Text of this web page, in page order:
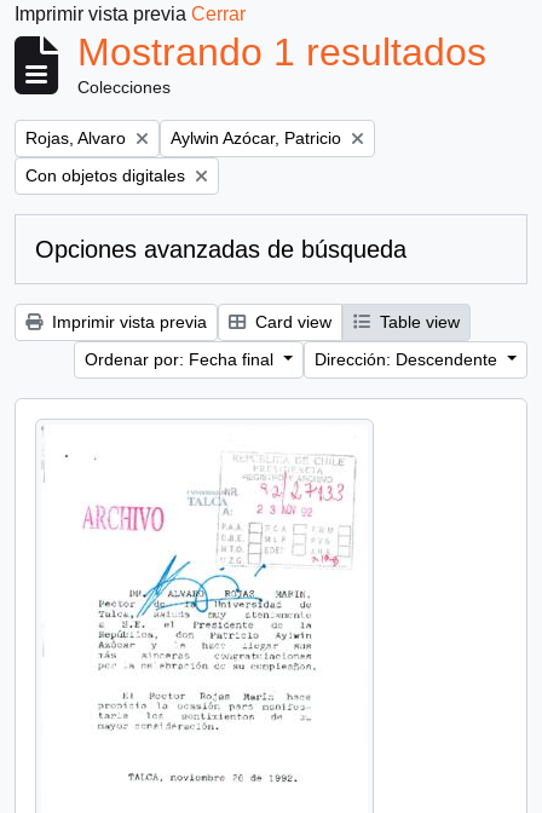
Imprimir vista previa Cerrar
Mostrando 1 resultados
Colecciones
Remove filter:
Rojas, Alvaro Remove filter:
Aylwin Azócar, Patricio
Remove filter:
Con objetos digitales
Opciones avanzadas de búsqueda
Imprimir vista previa Card view
Table view
Ordenar por: Fecha final
Dirección: Descendente